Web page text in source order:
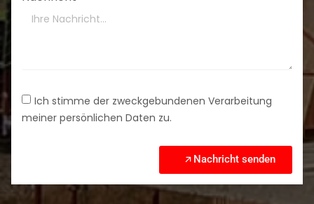
Ich stimme der zweckgebundenen Verarbeitung
meiner persönlichen Daten zu.
Nachricht senden